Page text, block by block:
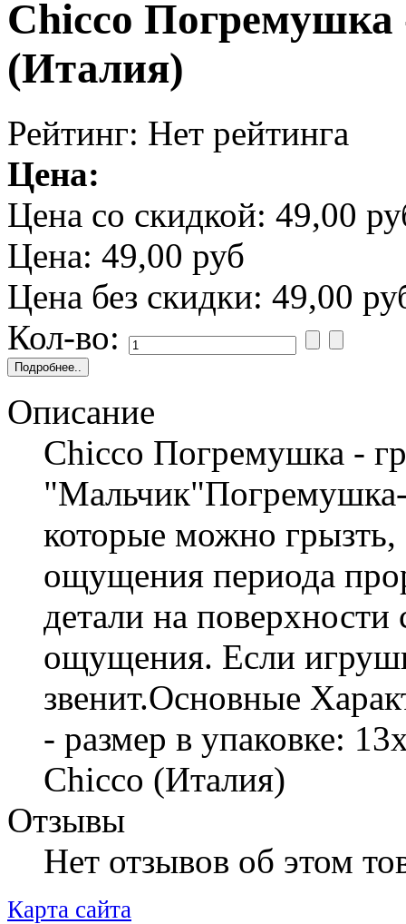
Chicco
(Италия)
Рейтинг: Нет рейтинга
Цена:
Цена со скидкой: 49,00
Цена: 49,00 руб
Цена без скидки: 49,00
Кол-во:
Описание
Chicco Погремушка -
которые можно грызть,
ощущения периода
детали на
ощущения. Если
звенит.Основные
- размер в упаковке:
Chicco (Италия)
Отзывы
Нет отзывов об этом
Карта сайта